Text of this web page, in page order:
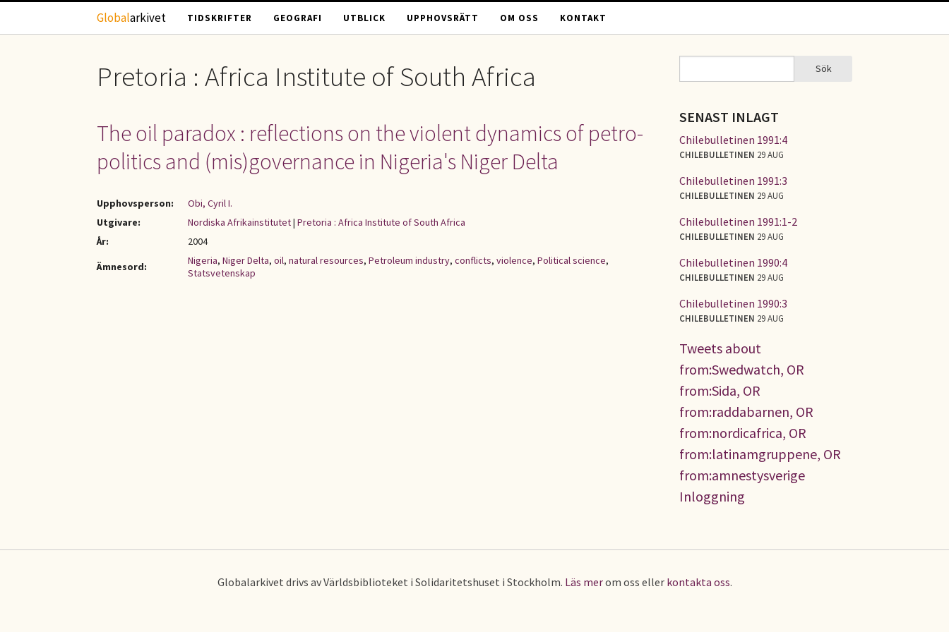
Hoppa till huvudinnehåll
Globalarkivet TIDSKRIFTER GEOGRAFI UTBLICK UPPHOVSRÄTT OM OSS KONTAKT
Pretoria : Africa Institute of South Africa
The oil paradox : reflections on the violent dynamics of petro-
politics and (mis)governance in Nigeria's Niger Delta
Upphovsperson:
Obi, Cyril I.
Utgivare:
Nordiska Afrikainstitutet| Pretoria : Africa Institute of South Africa
År:
2004
Ämnesord:
Nigeria, Niger Delta, oil, natural resources, Petroleum industry, conflicts, violence, Political science,
Statsvetenskap
SÖKFORMULÄR Sök
SENAST INLAGT
Chilebulletinen 1991:4
CHILEBULLETINEN 29 AUG
Chilebulletinen 1991:3
CHILEBULLETINEN 29 AUG
Chilebulletinen 1991:1-2
CHILEBULLETINEN 29 AUG
Chilebulletinen 1990:4
CHILEBULLETINEN 29 AUG
Chilebulletinen 1990:3
CHILEBULLETINEN 29 AUG
Tweets about
from:Swedwatch, OR
from:Sida, OR
from:raddabarnen, OR
from:nordicafrica, OR
from:latinamgruppene, OR
from:amnestysverige
Inloggning
Globalarkivet drivs av Världsbiblioteket i Solidaritetshuset i Stockholm. Läs merom oss eller kontakta oss.